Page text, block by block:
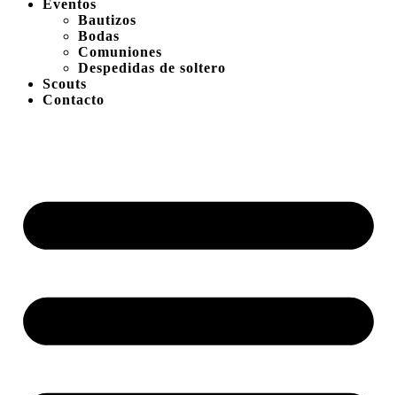
Eventos
Bautizos
Bodas
Comuniones
Despedidas de soltero
Scouts
Contacto